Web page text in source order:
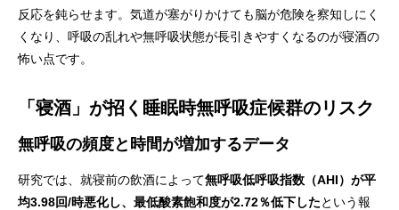
反応を鈍らせます。気道が塞がりかけても脳が危険を察知しにく
くなり、呼吸の乱れや無呼吸状態が長引きやすくなるのが寝酒の
怖い点です。
「寝酒」が招く睡眠時無呼吸症候群のリスク
無呼吸の頻度と時間が増加するデータ
研究では、就寝前の飲酒によって無呼吸低呼吸指数（AHI）が平
均3.98回/時悪化し、最低酸素飽和度が2.72％低下したという報